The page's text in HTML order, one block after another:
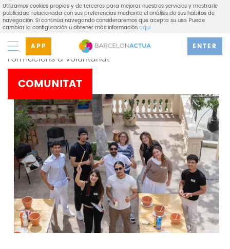
Utilizamos cookies propias y de terceros para mejorar nuestros servicios y mostrarle
publicidad relacionada con sus preferencias mediante el análisis de sus hábitos de
navegación. Si continúa navegando consideraremos que acepta su uso. Puede
cambiar la configuración u obtener más informaciónaquí
APP ENTER
BACbenvinguda
Formacions a voluntariat
COMUNITAT